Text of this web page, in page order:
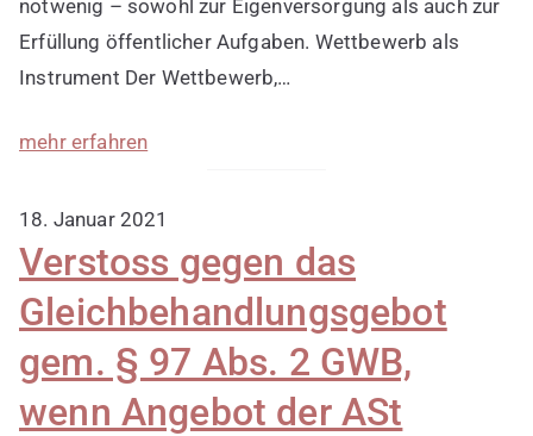
notwenig – sowohl zur Eigenversorgung als auch zur
Erfüllung öffentlicher Aufgaben. Wettbewerb als
Instrument Der Wettbewerb,…
mehr erfahren
18. Januar 2021
Verstoss gegen das
Gleichbehandlungsgebot
gem. § 97 Abs. 2 GWB,
wenn Angebot der ASt